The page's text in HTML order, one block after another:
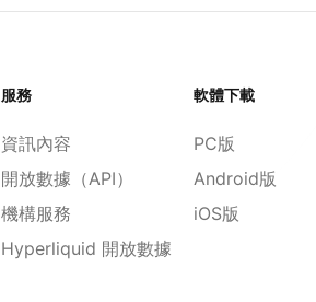
服務
資訊內容
開放數據（API）
機構服務
Hyperliquid 開放數據
軟體下載
PC版
Android版
iOS版